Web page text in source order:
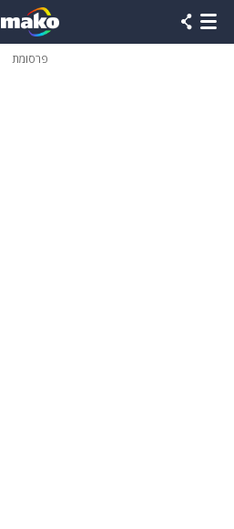
פרסומת